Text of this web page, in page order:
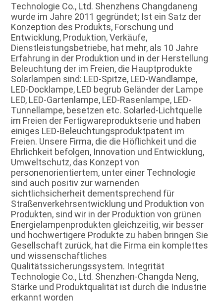
Technologie Co., Ltd. Shenzhens Changdaneng
wurde im Jahre 2011 gegründet; Ist ein Satz der
Konzeption des Produkts, Forschung und
Entwicklung, Produktion, Verkäufe,
Dienstleistungsbetriebe, hat mehr, als 10 Jahre
Erfahrung in der Produktion und in der Herstellung
Beleuchtung der im Freien, die Hauptprodukte
Solarlampen sind: LED-Spitze, LED-Wandlampe,
LED-Docklampe, LED begrub Geländer der Lampe
LED, LED-Gartenlampe, LED-Rasenlampe, LED-
Tunnellampe, besetzen etc. Solarled-Lichtquelle
im Freien der Fertigwareproduktserie und haben
einiges LED-Beleuchtungsproduktpatent im
Freien. Unsere Firma, die die Höflichkeit und die
Ehrlichkeit befolgen, Innovation und Entwicklung,
Umweltschutz, das Konzept von
personenorientiertem, unter einer Technologie
sind auch positiv zur warnenden
sichtlichsicherheit dementsprechend für
Straßenverkehrsentwicklung und Produktion von
Produkten, sind wir in der Produktion von grünen
Energielampenprodukten gleichzeitig, wir besser
und hochwertigere Produkte zu haben bringen Sie
Gesellschaft zurück, hat die Firma ein komplettes
und wissenschaftliches
Qualitätssicherungssystem. Integrität
Technologie Co., Ltd. Shenzhen-Changda Neng,
Stärke und Produktqualität ist durch die Industrie
erkannt worden